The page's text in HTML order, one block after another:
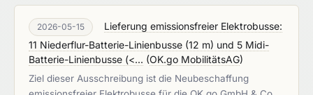
2026-05-15
Lieferung emissionsfreier Elektrobusse:
11 Niederflur-Batterie-Linienbusse (12 m) und 5 Midi-
Batterie-Linienbusse (<... (OK.go MobilitätsAG)
Ziel dieser Ausschreibung ist die Neubeschaffung